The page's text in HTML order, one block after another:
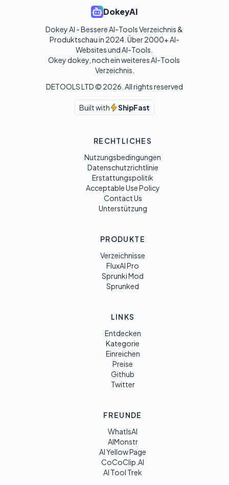
DokeyAI
Dokey AI - Bessere AI-Tools Verzeichnis &
Produktschau in 2024. Über 2000+ AI-
Websites und AI-Tools.
Okey dokey, noch ein weiteres AI-Tools
Verzeichnis.
DETOOLS LTD © 2026 . All rights reserved
Built with ShipFast
RECHTLICHES
Nutzungsbedingungen
Datenschutzrichtlinie
Erstattungspolitik
Acceptable Use Policy
Contact Us
Unterstützung
PRODUKTE
Verzeichnisse
FluxAI Pro
Sprunki Mod
Sprunked
LINKS
Entdecken
Kategorie
Einreichen
Preise
Github
Twitter
FREUNDE
WhatIsAI
AIMonstr
AI Yellow Page
CoCoClip.AI
AI Tool Trek